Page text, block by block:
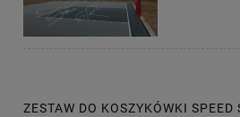
ZESTAW DO KOSZYKÓWKI SPEED